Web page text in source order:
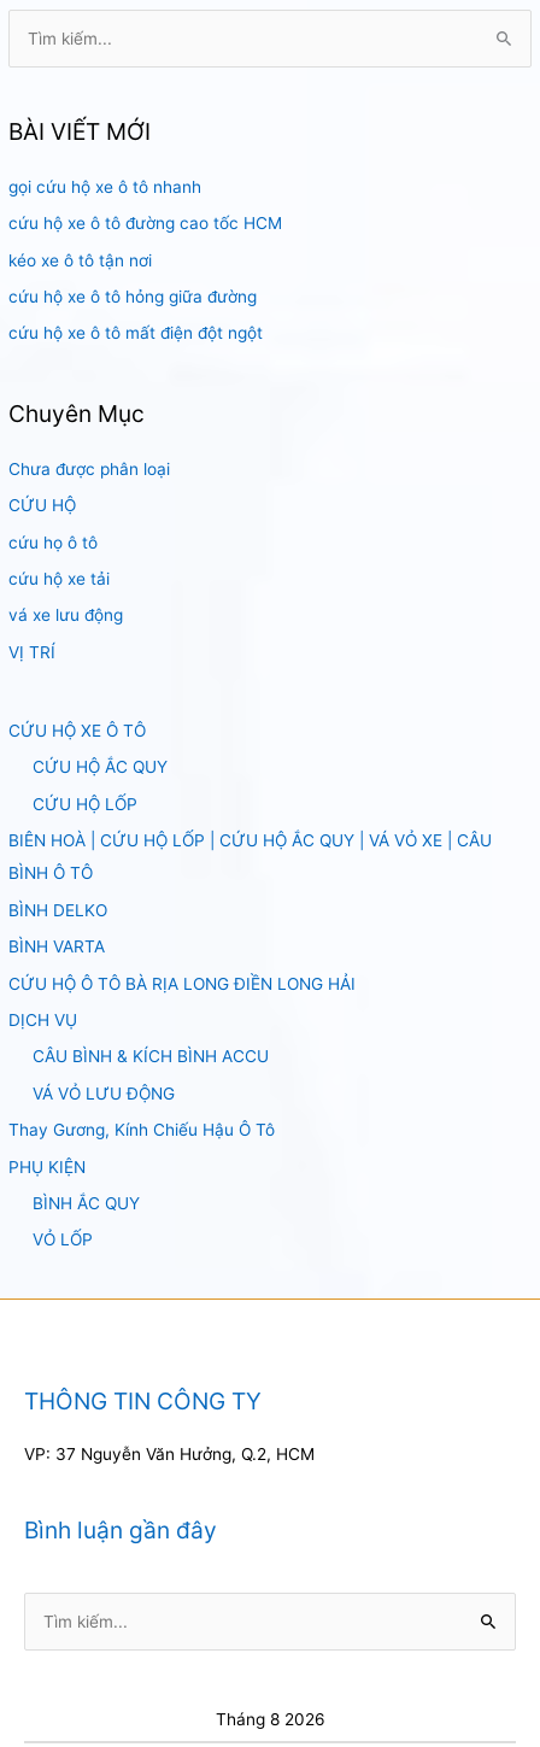
k
ế
m
:
BÀI VIẾT MỚI
gọi cứu hộ xe ô tô nhanh
cứu hộ xe ô tô đường cao tốc HCM
kéo xe ô tô tận nơi
cứu hộ xe ô tô hỏng giữa đường
cứu hộ xe ô tô mất điện đột ngột
Chuyên Mục
Chưa được phân loại
CỨU HỘ
cứu họ ô tô
cứu hộ xe tải
vá xe lưu động
VỊ TRÍ
CỨU HỘ XE Ô TÔ
CỨU HỘ ẮC QUY
CỨU HỘ LỐP
BIÊN HOÀ | CỨU HỘ LỐP | CỨU HỘ ẮC QUY | VÁ VỎ XE | CÂU
BÌNH Ô TÔ
BÌNH DELKO
BÌNH VARTA
CỨU HỘ Ô TÔ BÀ RỊA LONG ĐIỀN LONG HẢI
DỊCH VỤ
CÂU BÌNH & KÍCH BÌNH ACCU
VÁ VỎ LƯU ĐỘNG
Thay Gương, Kính Chiếu Hậu Ô Tô
PHỤ KIỆN
BÌNH ẮC QUY
VỎ LỐP
tại
quận
6
THÔNG TIN CÔNG TY
VP: 37 Nguyễn Văn Hưởng, Q.2, HCM
Bình luận gần đây
kiếm:
Tháng 8 2026